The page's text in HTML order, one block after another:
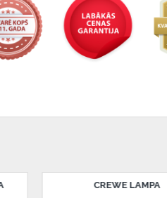
DERRY LED LAMPA